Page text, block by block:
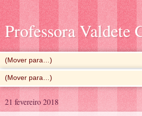
Professora Valdete
21 fevereiro 2018